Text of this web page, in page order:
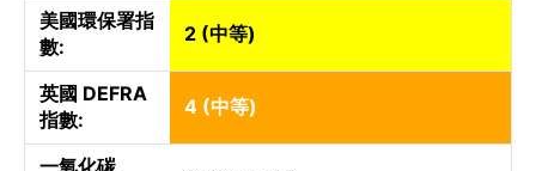
美國環保署指
數:
2 (中等)
英國 DEFRA
指數:
4 (中等)
一氧化碳